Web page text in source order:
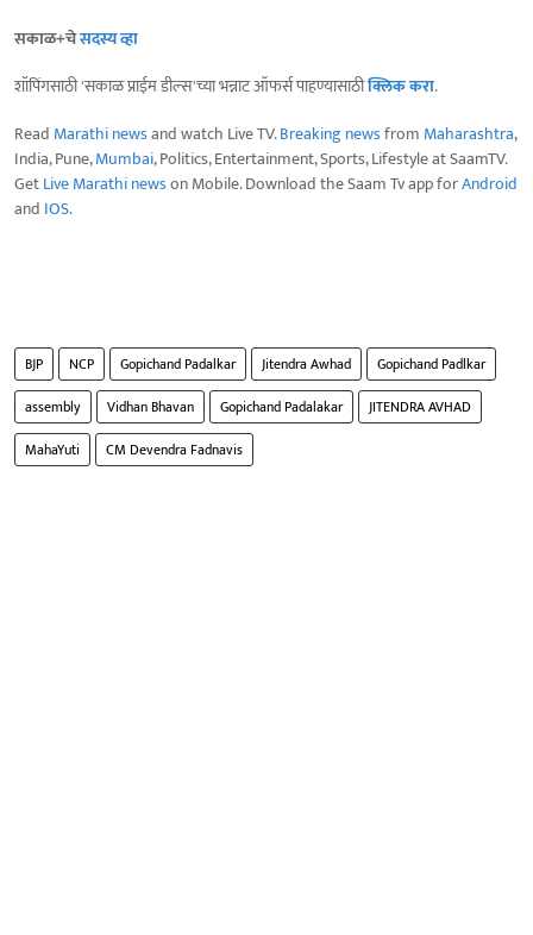
सकाळ+चेसदस्य व्हा
शॉपिंगसाठी 'सकाळ प्राईम डील्स'च्या भन्नाट ऑफर्स पाहण्यासाठीक्लिक करा.
Read Marathi newsand watch Live TV.Breaking newsfrom Maharashtra,
India, Pune,Mumbai, Politics, Entertainment, Sports, Lifestyle at SaamTV.
GetLive Marathi newson Mobile. Download the Saam Tv app forAndroid
and IOS.
BJP NCP Gopichand Padalkar Jitendra Awhad
Gopichand Padlkar
assembly
Vidhan Bhavan Gopichand Padalakar
JITENDRA AVHAD
MahaYuti
CM Devendra Fadnavis